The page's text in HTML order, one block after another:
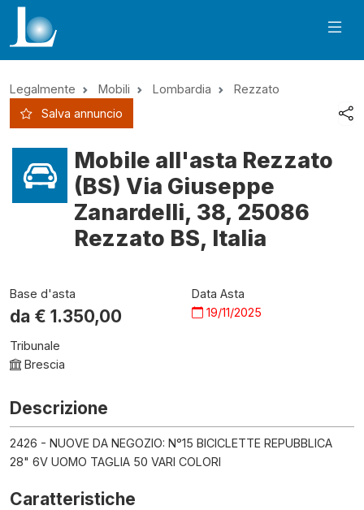
Legalmente Mobili Lombardia
Rezzato
Salva annuncio
Mobile all'asta Rezzato
(BS) Via Giuseppe
Zanardelli, 38, 25086
Rezzato BS, Italia
Base d'asta
da € 1.350,00
Data Asta
19/11/2025
Tribunale
Brescia
Descrizione
2426 - NUOVE DA NEGOZIO: N°15 BICICLETTE REPUBBLICA
28" 6V UOMO TAGLIA 50 VARI COLORI
Caratteristiche